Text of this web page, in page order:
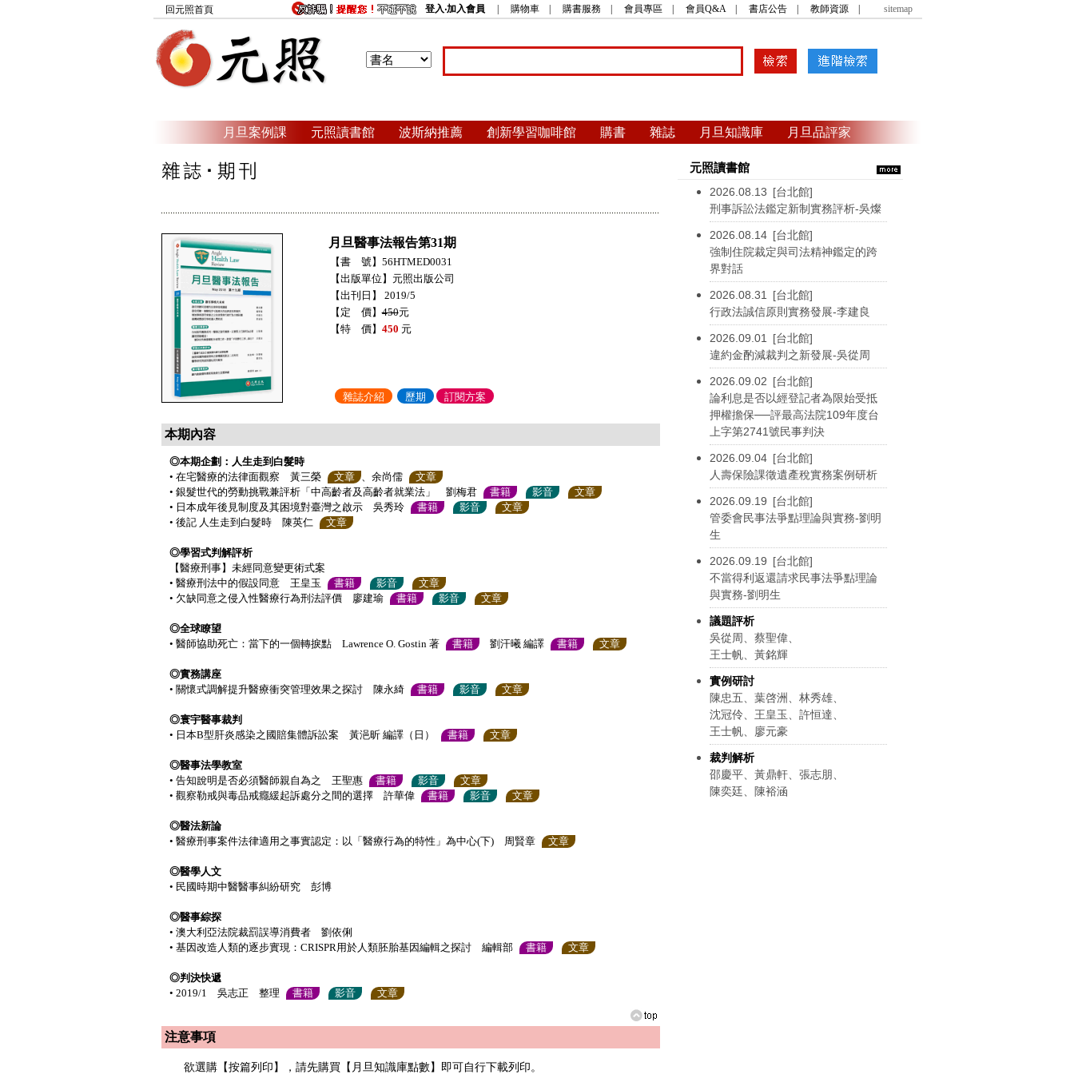
回元照首頁 登入‧加入會員 購物車 購書服務 會員專區 會員Q&A| 書店公告 教師資源 sitemap
月旦案例課 元照讀書館 波斯納推薦 創新學習咖啡館 購書 雜誌 月旦知識庫 月旦品評家
月旦醫事法報告第31期
【書 號】56HTMED0031
【出版單位】元照出版公司
【出刊日】 2019/5
【定 價】450元
【特 價】 450 元
雜誌介紹 歷期 訂閱方案
本期內容
◎本期企劃：人生走到白髮時
• 在宅醫療的法律面觀察 黃三榮
文章 、余尚儒
文章
• 銀髮世代的勞動挑戰兼評析「中高齡者及高齡者就業法」 劉梅君
書籍 影音
文章
• 日本成年後見制度及其困境對臺灣之啟示 吳秀玲
書籍 影音
文章
• 後記 人生走到白髮時 陳英仁
文章
◎學習式判解評析
【醫療刑事】未經同意變更術式案
• 醫療刑法中的假設同意 王皇玉
書籍 影音
文章
• 欠缺同意之侵入性醫療行為刑法評價 廖建瑜
書籍 影音 文章
◎全球瞭望
• 醫師協助死亡：當下的一個轉捩點 Lawrence O. Gostin 著
書籍 劉汗曦 編譯 書籍 文章
◎實務講座
• 關懷式調解提升醫療衝突管理效果之探討 陳永綺
書籍 影音 文章
◎寰宇醫事裁判
• 日本B型肝炎感染之國賠集體訴訟案 黃浥昕 編譯（日）
書籍 文章
◎醫事法學教室
• 告知說明是否必須醫師親自為之 王聖惠
書籍 影音
文章
• 觀察勒戒與毒品戒癮緩起訴處分之間的選擇 許華偉
書籍 影音 文章
◎醫法新論
• 醫療刑事案件法律適用之事實認定：以「醫療行為的特性」為中心(下) 周賢章
文章
◎醫學人文
• 民國時期中醫醫事糾紛研究 彭博
◎醫事綜探
• 澳大利亞法院裁罰誤導消費者 劉依俐
• 基因改造人類的逐步實現：CRISPR用於人類胚胎基因編輯之探討 編輯部
書籍 文章
◎判決快遞
• 2019/1 吳志正 整理
書籍 影音 文章
注意事項
欲選購【按篇列印】，請先購買【月旦知識庫點數】即可自行下載列印。
元照讀書館
2026.08.13 [台北館]
刑事訴訟法鑑定新制實務評析-吳燦
2026.08.14 [台北館]
強制住院裁定與司法精神鑑定的跨
界對話
2026.08.31 [台北館]
行政法誠信原則實務發展-李建良
2026.09.01 [台北館]
違約金酌減裁判之新發展-吳從周
2026.09.02 [台北館]
論利息是否以經登記者為限始受抵
押權擔保──評最高法院109年度台
上字第2741號民事判決
2026.09.04 [台北館]
人壽保險課徵遺產稅實務案例研析
2026.09.19 [台北館]
管委會民事法爭點理論與實務-劉明
生
2026.09.19 [台北館]
不當得利返還請求民事法爭點理論
與實務-劉明生
議題評析
吳從周、蔡聖偉、
王士帆、黃銘輝
實例研討
陳忠五、葉啓洲、林秀雄、
沈冠伶、王皇玉、許恒達、
王士帆、廖元豪
裁判解析
邵慶平、黃鼎軒、張志朋、
陳奕廷、陳裕涵